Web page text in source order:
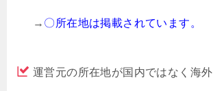
→ 〇所在地は掲載されています。
運営元の所在地が国内ではなく海外